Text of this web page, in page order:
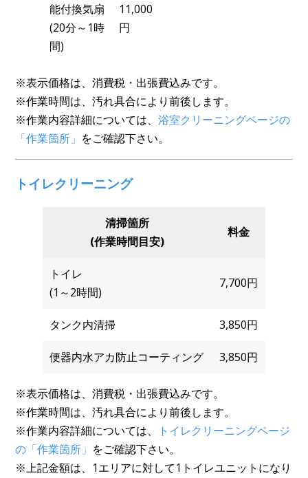
能付換気扇
(20分～1時
間)
11,000
円
※表示価格は、消費税・出張費込みです。
※作業時間は、汚れ具合により前後します。
※作業内容詳細については、 浴室クリーニングページの
「作業箇所」 をご確認下さい。
トイレクリーニング
清掃箇所
(作業時間目安)
料金
トイレ
(1～2時間)
7,700円
タンク内清掃 3,850円
便器内水アカ防止コーティング 3,850円
※表示価格は、消費税・出張費込みです。
※作業時間は、汚れ具合により前後します。
※作業内容詳細については、
トイレクリーニングページ
の「作業箇所」 をご確認下さい。
※上記金額は、1エリアに対して1トイレユニットになり